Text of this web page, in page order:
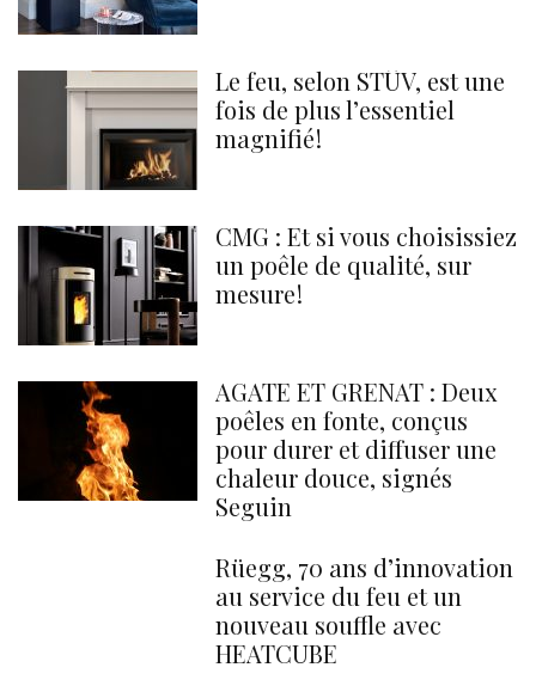
Le feu, selon STÛV, est une
fois de plus l’essentiel
magnifié !
CMG : Et si vous choisissiez
un poêle de qualité, sur
mesure !
AGATE ET GRENAT : Deux
poêles en fonte, conçus
pour durer et diffuser une
chaleur douce, signés
Seguin
Rüegg, 70 ans d’innovation
au service du feu et un
nouveau souffle avec
HEATCUBE